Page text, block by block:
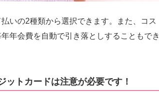
いの2種類から選択できます。また、コス
年会費を自動で引き落としすることもでき
ットカードは注意が必要です！